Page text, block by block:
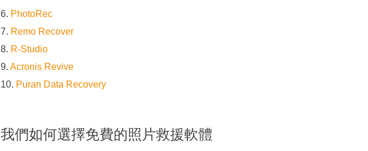
6. PhotoRec
7. Remo Recover
8. R-Studio
9. Acronis Revive
10. Puran Data Recovery
我們如何選擇免費的照片救援軟體